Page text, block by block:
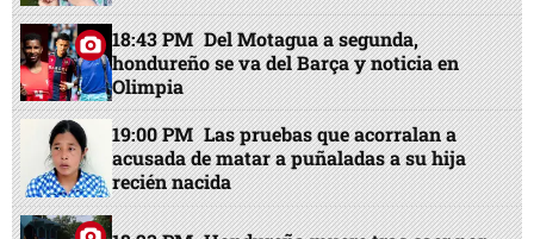
18:43 PM Del Motagua a segunda,
hondureño se va del Barça y noticia en
Olimpia
19:00 PM Las pruebas que acorralan a
acusada de matar a puñaladas a su hija
recién nacida